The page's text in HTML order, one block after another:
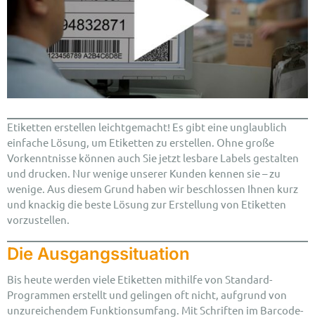
Etiketten erstellen leichtgemacht! Es gibt eine unglaublich
einfache Lösung, um Etiketten zu erstellen. Ohne große
Vorkenntnisse können auch Sie jetzt lesbare Labels gestalten
und drucken. Nur wenige unserer Kunden kennen sie – zu
wenige. Aus diesem Grund haben wir beschlossen Ihnen kurz
und knackig die beste Lösung zur Erstellung von Etiketten
vorzustellen.
Die Ausgangssituation
Bis heute werden viele Etiketten mithilfe von Standard-
Programmen erstellt und gelingen oft nicht, aufgrund von
unzureichendem Funktionsumfang. Mit Schriften im Barcode-